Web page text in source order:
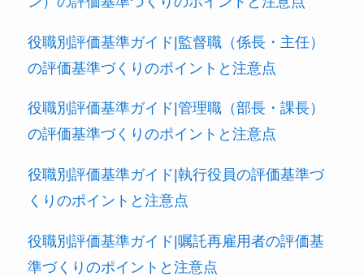
役職別評価基準ガイド|監督職（係長・主任）
の評価基準づくりのポイントと注意点
役職別評価基準ガイド|管理職（部長・課長）
の評価基準づくりのポイントと注意点
役職別評価基準ガイド|執行役員の評価基準づ
くりのポイントと注意点
役職別評価基準ガイド|嘱託再雇用者の評価基
準づくりのポイントと注意点